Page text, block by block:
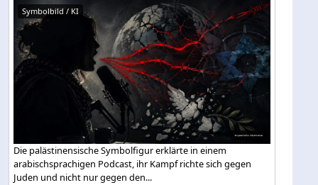
Symbolbild / KI
Die palästinensische Symbolfigur erklärte in einem
arabischsprachigen Podcast, ihr Kampf richte sich gegen
Juden und nicht nur gegen den...